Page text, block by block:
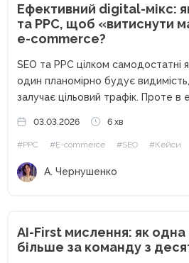
Ефективний digital-мікс:
та PPC, щоб «витиснути
e-commerce?
SEO та PPC цілком самодостатні
один планомірно будує
залучає цільовий трафік. Проте
загальний результат. На прикладі кейсу Webpromo та
Samsung Experience Store
03.03.2026 6 хв
#PPC #E-commerce #SEO #Кейси
А. Чернушенко
AI-First мислення: як
більше за команду з